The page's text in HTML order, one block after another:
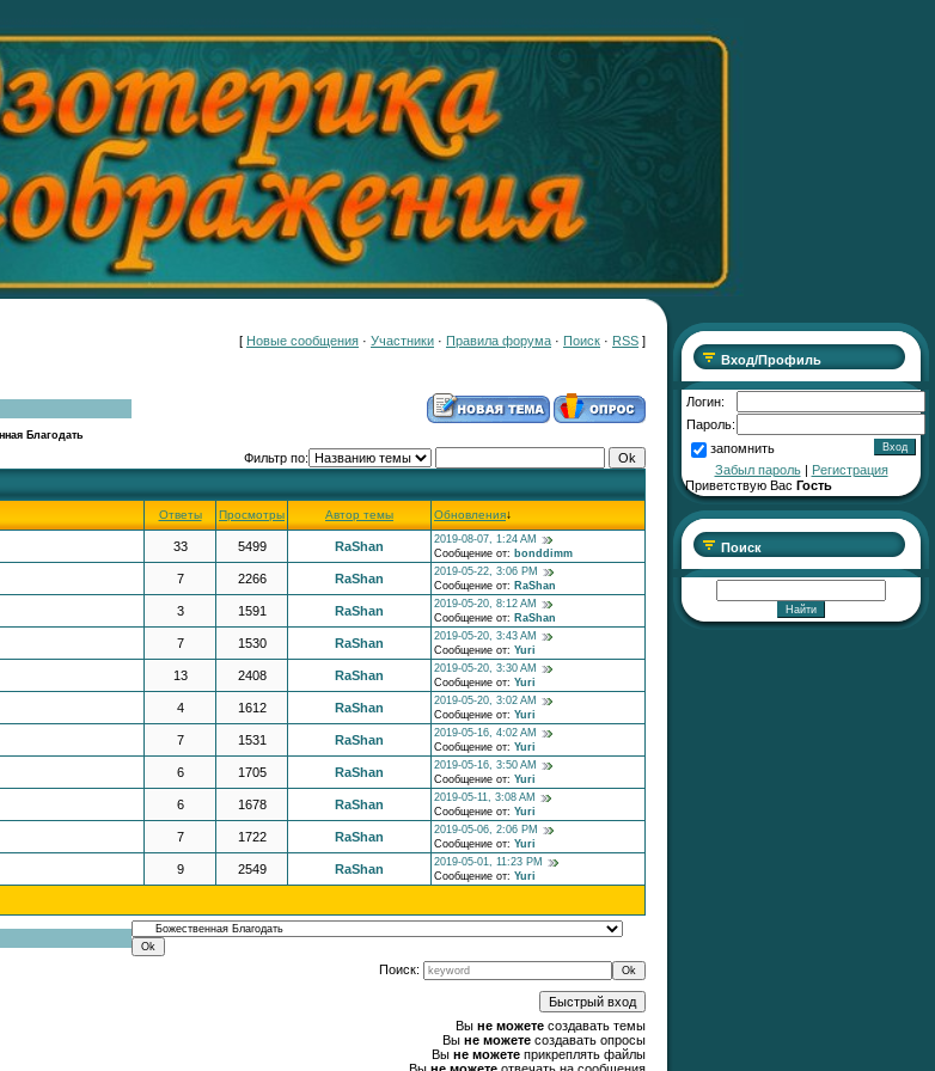
[ Новые сообщения · Участники · Правила форума · Поиск · RSS ]
Благодать
Фильтр по:
Ответы Просмотры Автор темы Обновления↓
33 5499 RaShan
2019-08-07, 1:24 AM
Сообщение от: bonddimm
7 2266 RaShan
2019-05-22, 3:06 PM
Сообщение от: RaShan
3 1591 RaShan
2019-05-20, 8:12 AM
Сообщение от: RaShan
7 1530 RaShan
2019-05-20, 3:43 AM
Сообщение от: Yuri
13 2408 RaShan
2019-05-20, 3:30 AM
Сообщение от: Yuri
4 1612 RaShan
2019-05-20, 3:02 AM
Сообщение от: Yuri
7 1531 RaShan
2019-05-16, 4:02 AM
Сообщение от: Yuri
6 1705 RaShan
2019-05-16, 3:50 AM
Сообщение от: Yuri
6 1678 RaShan
2019-05-11, 3:08 AM
Сообщение от: Yuri
7 1722 RaShan
2019-05-06, 2:06 PM
Сообщение от: Yuri
9 2549 RaShan
2019-05-01, 11:23 PM
Сообщение от: Yuri
Поиск:
Вы не можете создавать темы
Вы не можете создавать опросы
Вы не можете прикреплять файлы
Вход/Профиль
Логин:
Пароль:
запомнить
Забыл пароль| Регистрация
Приветствую Вас Гость
Поиск